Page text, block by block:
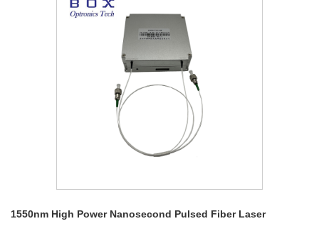
1550nm High Power Nanosecond Pulsed Fiber Laser